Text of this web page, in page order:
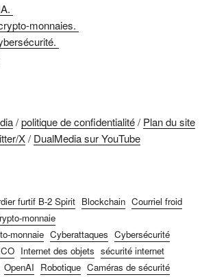
monnaies.
/politique de confidentialité/ Plan du site
X/ DualMedia sur YouTube
furtif B-2 Spirit Blockchain Courriel froid
monnaie
monnaie Cyberattaques Cybersécurité
Internet des objets sécurité internet
OpenAI Robotique Caméras de sécurité